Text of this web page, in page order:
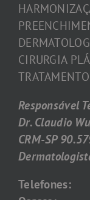
CIRURGIA
Responsável
Dr. Claudio
CRM-SP
Telefones: